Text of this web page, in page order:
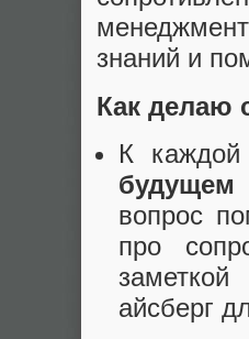
знаний и
Как делаю
К
вопрос
про
айсберг